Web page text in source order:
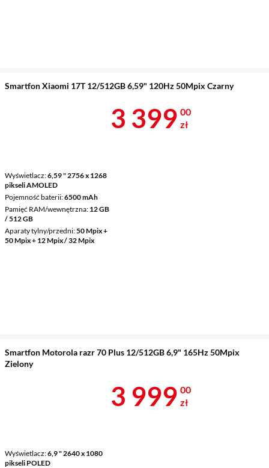
Smartfon Xiaomi 17T 12/512GB 6,59" 120Hz 50Mpix Czarny
Wyświetlacz 6,59 " 2756 x 1268
pikseli AMOLED
Pojemność baterii 6500 mAh
Pamięć RAM/wewnętrzna 12 GB
/ 512 GB
Aparaty tylny/przedni 50 Mpix +
50 Mpix + 12 Mpix / 32 Mpix
Cena 3 399 zł
3 399 00
zł
Smartfon Motorola razr 70 Plus 12/512GB 6,9" 165Hz 50Mpix
Zielony
Wyświetlacz 6,9 " 2640 x 1080
pikseli POLED
Cena 3 999 zł
3 999 00
zł